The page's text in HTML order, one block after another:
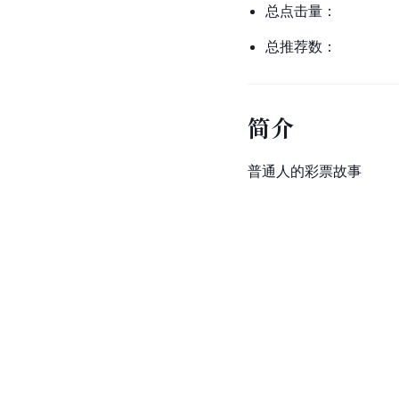
总点击量：
总推荐数：
简介
普通人的彩票故事